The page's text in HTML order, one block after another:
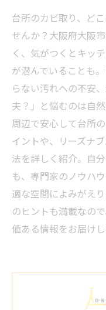
台所のカビ取り、ど
せんか？大阪府大阪
く、気がつくとキッ
が潜んでいることも
らない汚れへの不安
夫？」と悩むのは自
周辺で安心して台所
イントや、リーズナ
法を詳しく紹介。自
も、専門家のノウハ
適な空間によみがえ
のヒントも満載なの
値ある情報をお届けし